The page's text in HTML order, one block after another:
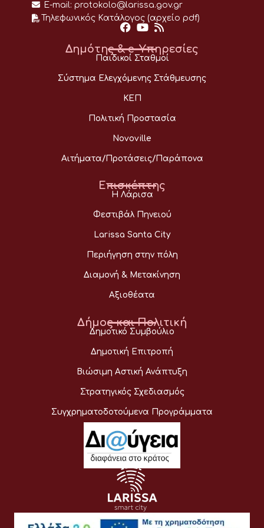
E-mail: protokolo@larissa.gov.gr
Τηλεφωνικός Κατάλογος (αρχείο pdf)
Δημότης & e-Υπηρεσίες
Παιδικοί Σταθμοί
Σύστημα Ελεγχόμενης Στάθμευσης
ΚΕΠ
Πολιτική Προστασία
Novoville
Αιτήματα/Προτάσεις/Παράπονα
Επισκέπτης
Η Λάρισα
Φεστιβάλ Πηνειού
Larissa Santa City
Περιήγηση στην πόλη
Διαμονή & Μετακίνηση
Αξιοθέατα
Δήμος και Πολιτική
Δημοτικό Συμβούλιο
Δημοτική Επιτροπή
Βιώσιμη Αστική Ανάπτυξη
Στρατηγικός Σχεδιασμός
Συγχρηματοδοτούμενα Προγράμματα